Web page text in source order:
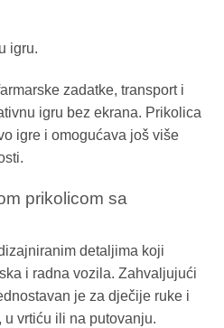
igru.
zadatke, transport i
igru bez ekrana. Prikolica
igre i omogućava još više
prikolicom sa
detaljima koji
i radna vozila. Zahvaljujući
je za dječije ruke i
vrtiću ili na putovanju.